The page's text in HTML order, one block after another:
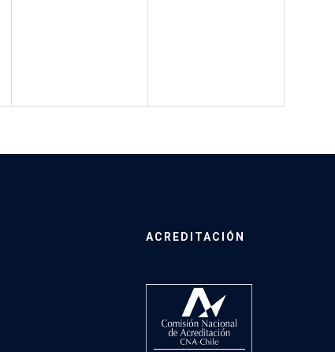
ACREDITACIÓN